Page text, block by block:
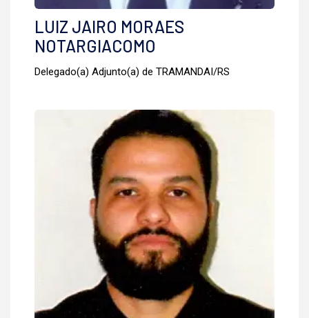
LUIZ JAIRO MORAES
NOTARGIACOMO
Delegado(a) Adjunto(a) de TRAMANDAI/RS